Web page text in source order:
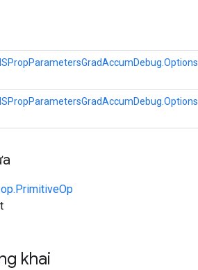
khai